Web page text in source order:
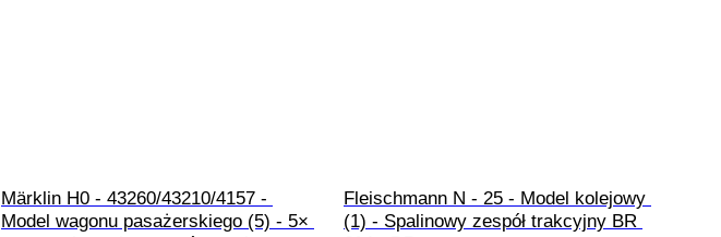
Märklin H0 - 43260/43210/4157 -
Model wagonu pasażerskiego (5) - 5×
Fleischmann N - 25 - Model kolejowy
(1) - Spalinowy zespół trakcyjny BR